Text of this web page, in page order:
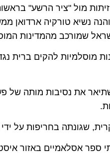
נלחמת מאז ה-7 באוקטובר ב-7 חזיתות
נשיא טורקיה ארדואן
שמורכב מהמדינות
בספטמבר למדינות מוסלמיות
את נסיבות מותה של
שגונתה בחריפות על ידי
ספר אסלאמיים באזור